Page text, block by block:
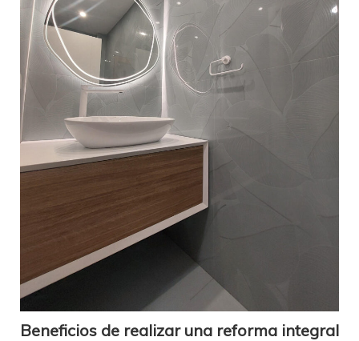
Beneficios de realizar una reforma integral